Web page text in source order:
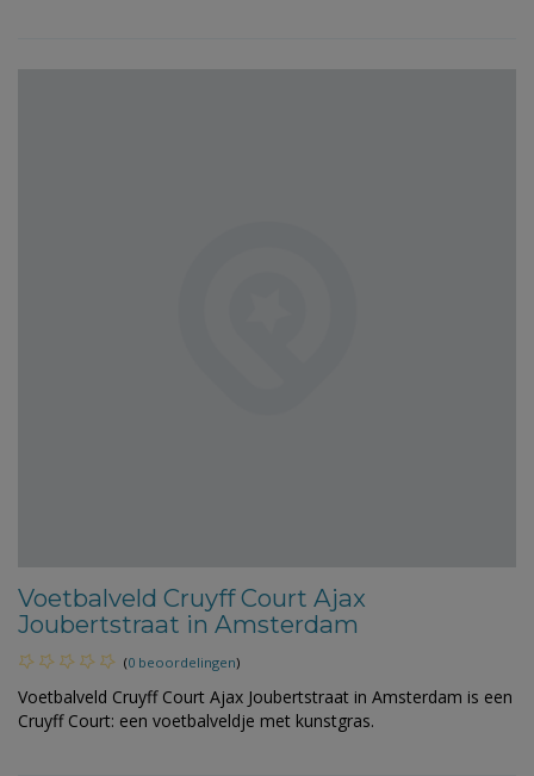
Voetbalveld Cruyff Court Ajax
Joubertstraat in Amsterdam
(0 beoordelingen)
Voetbalveld Cruyff Court Ajax Joubertstraat in Amsterdam is een
Cruyff Court: een voetbalveldje met kunstgras.